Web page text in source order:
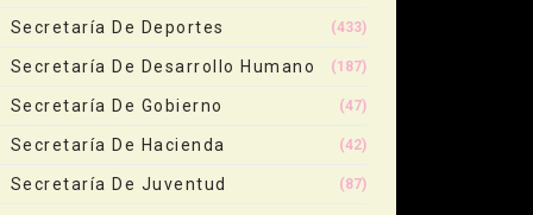
Secretaría De Deportes (433)
Secretaría De Desarrollo Humano (187)
Secretaría De Gobierno (47)
Secretaría De Hacienda (42)
Secretaría De Juventud (87)